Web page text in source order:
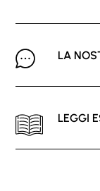
LA
LEGGI